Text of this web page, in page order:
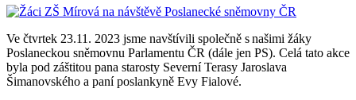
Ve čtvrtek 23.11. 2023 jsme navštívili společně s našimi žáky
Poslaneckou sněmovnu Parlamentu ČR (dále jen PS). Celá tato akce
byla pod záštitou pana starosty Severní Terasy Jaroslava
Šimanovského a paní poslankyně Evy Fialové.